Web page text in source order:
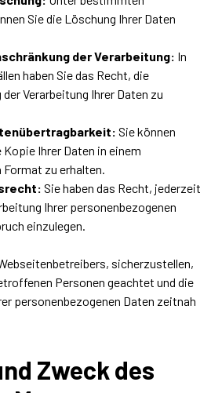
Sie die Löschung Ihrer Daten
der Verarbeitung: In
haben Sie das Recht, die
Verarbeitung Ihrer Daten zu
Sie können
Kopie Ihrer Daten in einem
zu erhalten.
Sie haben das Recht, jederzeit
Ihrer personenbezogenen
einzulegen.
sicherzustellen,
Personen geachtet und die
personenbezogenen Daten zeitnah
Zweck des